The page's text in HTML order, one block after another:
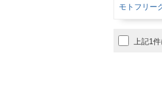
モトフリー
上記1